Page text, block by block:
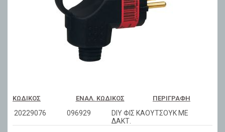
ΚΩΔΙΚΌΣ ΕΝΑΛ. ΚΩΔΙΚΌΣ ΠΕΡΙΓΡΑΦΉ
20229076 096929
DIY ΦΙΣ ΚΑΟΥΤΣΟΥΚ ΜΕ
ΔΑΚΤ.